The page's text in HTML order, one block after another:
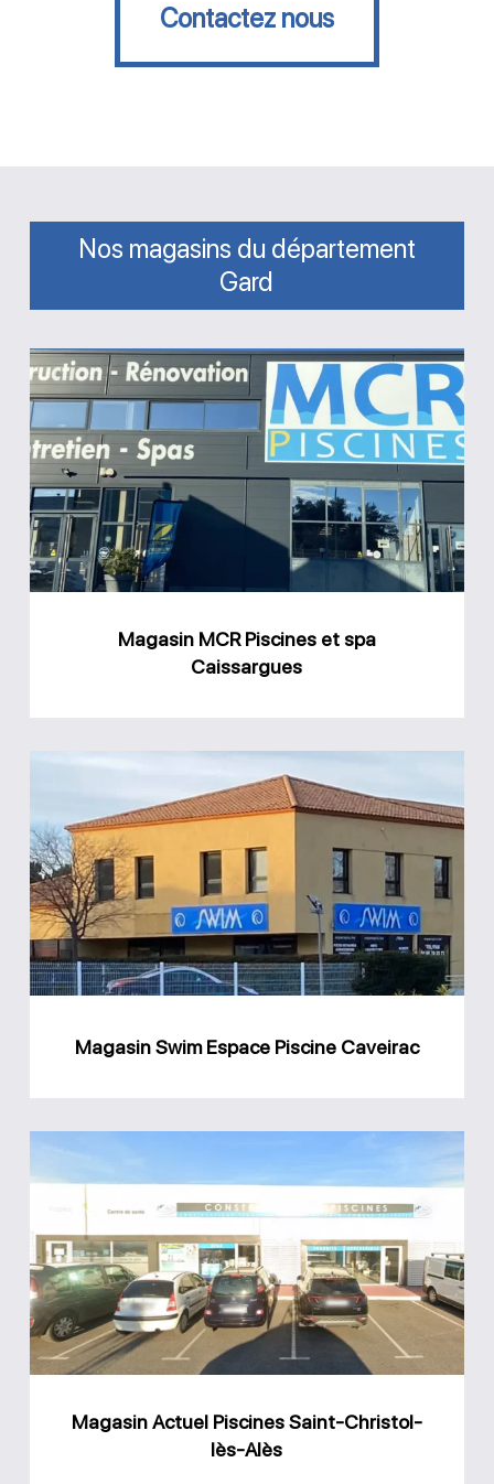
Contactez nous
Nos magasins du département
Gard
Magasin
MCR
Piscines
et
spa
Caissargues
Magasin MCR Piscines et spa
Caissargues
Magasin
Swim
Espace
Piscine
Caveirac
Magasin Swim Espace Piscine Caveirac
Actuel
Piscines
Saint-
Christol-
lès-
Alès
Magasin Actuel Piscines Saint-Christol-
lès-Alès